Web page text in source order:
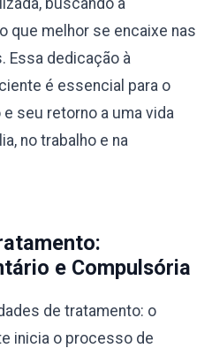
buscando a
que melhor se encaixe nas
Essa dedicação à
é essencial para o
seu retorno a uma vida
no trabalho e na
e Compulsória
de tratamento: o
inicia o processo de